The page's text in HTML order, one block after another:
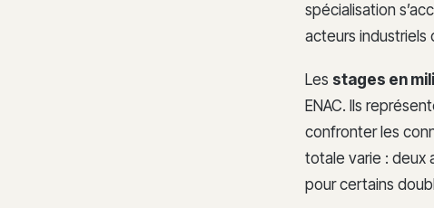
spécialisation
acteurs industriels
Les stages en
ENAC. Ils
confronter les
totale varie : deux
pour certains